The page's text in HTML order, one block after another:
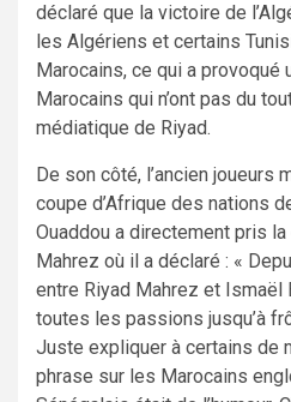
déclaré que la victoire de
les Algériens et certains
Marocains, ce qui a provoqué
Marocains qui n’ont pas du
médiatique de Riyad.
De son côté, l’ancien joueurs
coupe d’Afrique des nations
Ouaddou a directement pris
Mahrez où il a déclaré : «
entre Riyad Mahrez et Ismaël
toutes les passions jusqu’à
Juste expliquer à certains de
phrase sur les Marocains